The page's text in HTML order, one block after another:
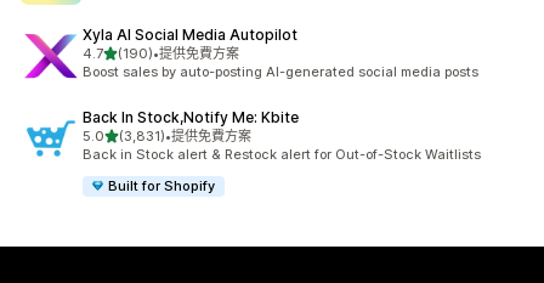
Xyla AI Social Media Autopilot
4.7滿分 5 顆星
(190)
共有 190 則評價
•提供免費方案
Boost sales by auto-posting AI-generated social media posts
Back In Stock,Notify Me: Kbite
5.0滿分 5 顆星
(3,831)
共有 3831 則評價
•提供免費方案
Back in Stock alert & Restock alert for Out-of-Stock Waitlists
Built for Shopify